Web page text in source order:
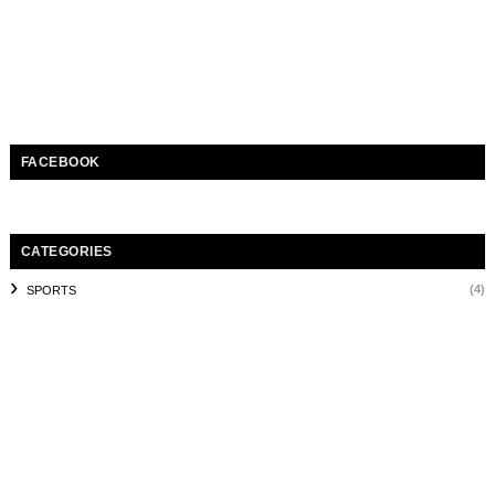
FACEBOOK
CATEGORIES
SPORTS (4)